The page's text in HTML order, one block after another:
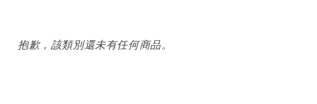
抱歉，該類別還未有任何商品。